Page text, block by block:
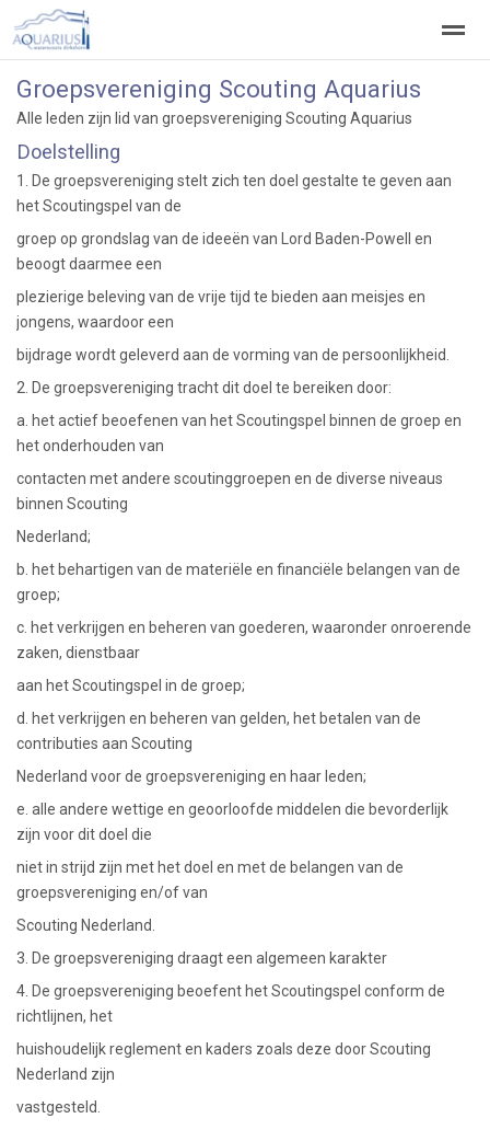
Welkom Welpen Zeeverkenners Wilde vaart
Home Zoeken Vacatures
Groepsvereniging Scouting Aquarius
Alle leden zijn lid van groepsvereniging Scouting Aquarius
Doelstelling
1. De groepsvereniging stelt zich ten doel gestalte te geven aan
het Scoutingspel van de
groep op grondslag van de ideeën van Lord Baden-Powell en
beoogt daarmee een
plezierige beleving van de vrije tijd te bieden aan meisjes en
jongens, waardoor een
bijdrage wordt geleverd aan de vorming van de persoonlijkheid.
2. De groepsvereniging tracht dit doel te bereiken door:
a. het actief beoefenen van het Scoutingspel binnen de groep en
het onderhouden van
contacten met andere scoutinggroepen en de diverse niveaus
binnen Scouting
Nederland;
b. het behartigen van de materiële en financiële belangen van de
groep;
c. het verkrijgen en beheren van goederen, waaronder onroerende
zaken, dienstbaar
aan het Scoutingspel in de groep;
d. het verkrijgen en beheren van gelden, het betalen van de
contributies aan Scouting
Nederland voor de groepsvereniging en haar leden;
e. alle andere wettige en geoorloofde middelen die bevorderlijk
zijn voor dit doel die
niet in strijd zijn met het doel en met de belangen van de
groepsvereniging en/of van
Scouting Nederland.
3. De groepsvereniging draagt een algemeen karakter
4. De groepsvereniging beoefent het Scoutingspel conform de
richtlijnen, het
huishoudelijk reglement en kaders zoals deze door Scouting
Nederland zijn
vastgesteld.